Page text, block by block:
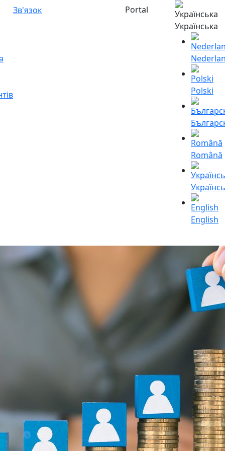
Зв'язок
Portal
Українська
Polski
Română
English